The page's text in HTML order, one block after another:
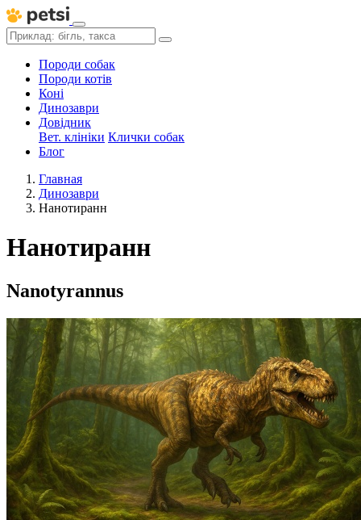
Породи собак
Породи котів
Коні
Динозаври
Довідник
Вет. клініки Клички собак
Блог
Главная
Динозаври
Нанотиранн
Нанотиранн
Nanotyrannus